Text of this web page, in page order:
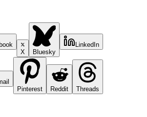
X
Bluesky
LinkedIn
Pinterest
Reddit Threads